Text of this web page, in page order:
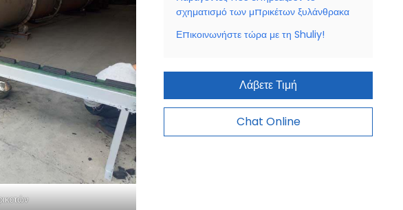
σχηματισμό των μπρικέτων ξυλάνθρακα
Επικοινωνήστε τώρα με τη Shuliy!
Λάβετε Τιμή
Chat Online